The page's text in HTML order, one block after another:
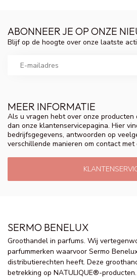
MEER INFORMATIE
Als u vragen hebt over onze
dan onze klantenservicepagina. Hier
bedrijfsgegevens, antwoorden op
verschillende manieren om contact met
ABONNEER JE OP ONZE
Blijf op de hoogte over onze laatste
SERMO BENELUX
Groothandel in parfums. Wij
parfummerken waarvoor Sermo
distributierechten heeft. Deze
betrekking op NATULIQUE®-producten.